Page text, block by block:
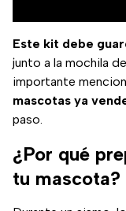
Este kit debe
junto a la mochila
importante
mascotas ya
paso.
¿Por qué
tu mascota?